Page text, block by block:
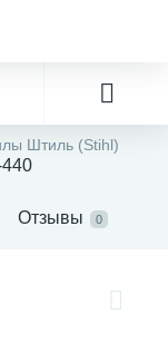
Штиль (Stihl)
440
Отзывы 0